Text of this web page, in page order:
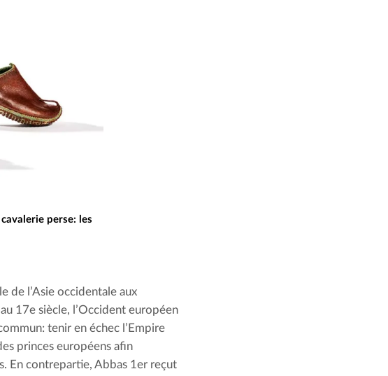
perse: les
de l’Asie occidentale aux
17e siècle, l’Occident européen
tenir en échec l’Empire
princes européens afin
En contrepartie, Abbas 1er reçut